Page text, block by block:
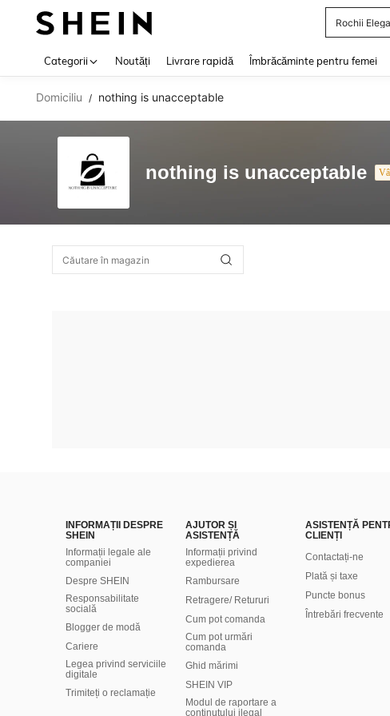
Rochii
Categorii Noutăți Livrare rapidă Îmbrăcăminte pentru femei
Domiciliu / nothing is unacceptable
nothing is unacceptable
INFORMAȚII DESPRE
SHEIN
Informații legale ale
companiei
Despre SHEIN
Responsabilitate
socială
Blogger de modă
Cariere
Legea privind serviciile
digitale
Trimiteți o reclamație
AJUTOR ȘI
ASISTENȚĂ
Informații privind
expedierea
Rambursare
Retragere/ Retururi
Cum pot comanda
Cum pot urmări
comanda
Ghid mărimi
SHEIN VIP
Modul de raportare a
conținutului ilegal
ASISTENȚĂ
CLIENȚI
Contactați-ne
Plată și taxe
Puncte bonus
Întrebări frecvente